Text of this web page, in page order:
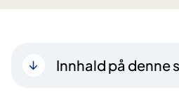
Innhald på denne